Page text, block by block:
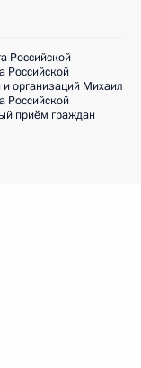
Российской
Российской
организаций Михаил
Российской
приём граждан